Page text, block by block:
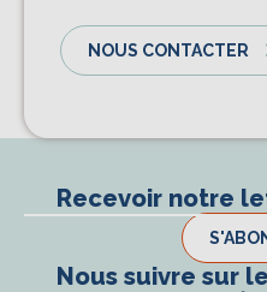
NOUS CONTACTER
Recevoir notre
Nous suivre sur